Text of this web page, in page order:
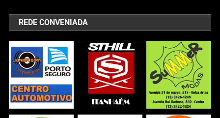
REDE CONVENIADA